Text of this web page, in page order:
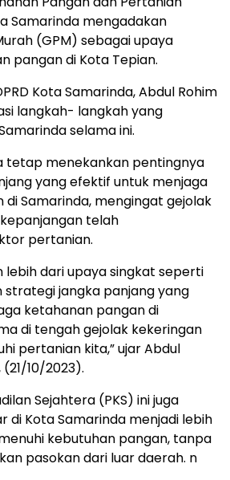
Samarinda mengadakan
(GPM) sebagai upaya
pangan di Kota Tepian.
Kota Samarinda, Abdul Rohim
langkah- langkah yang
selama ini.
tetap menekankan pentingnya
yang efektif untuk menjaga
Samarinda, mengingat gejolak
telah
pertanian.
lebih dari upaya singkat seperti
strategi jangka panjang yang
ketahanan pangan di
di tengah gejolak kekeringan
pertanian kita,” ujar Abdul
10/2023).
Sejahtera (PKS) ini juga
di Kota Samarinda menjadi lebih
kebutuhan pangan, tanpa
pasokan dari luar daerah. n